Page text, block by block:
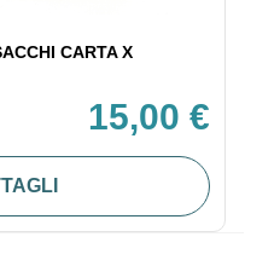
CARTA X
15,00 €